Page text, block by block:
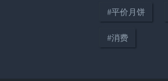
#平价月饼
#消费